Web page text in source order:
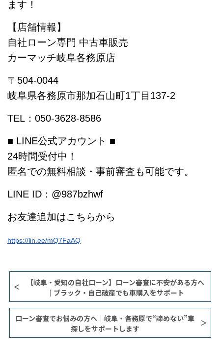
ます！
【店舗情報】
自社ローン専門 中古車販売
カーマッチ岐阜各務原店
〒504-0044
岐阜県各務原市那加石山町1丁目137-2
TEL：050-3628-8586
■ LINE公式アカウント ■
24時間受付中！
匿名での無料相談・事前審査も可能です。
LINE ID：@987bzhwf
お友達追加はこちらから
https://lin.ee/mQ7FaAQ
【岐阜・愛知の自社ローン】ローン審査に不安がある方へ
｜ブラック・自己破産でも車購入をサポート
ローン審査でお悩みの方へ｜岐阜・各務原で“諦めない”車
探しをサポートします